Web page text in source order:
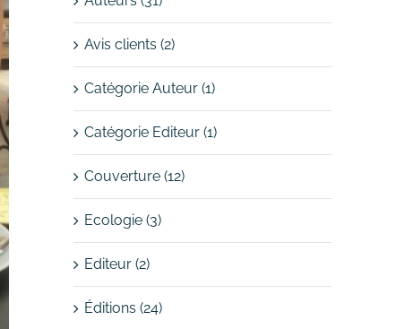
Avis clients (2)
Catégorie Auteur (1)
Catégorie Editeur (1)
Couverture (12)
Ecologie (3)
Editeur (2)
Éditions (24)